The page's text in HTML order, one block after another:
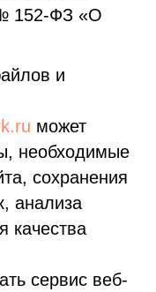
152-ФЗ «О
и
может
необходимые
сохранения
анализа
качества
сервис веб-